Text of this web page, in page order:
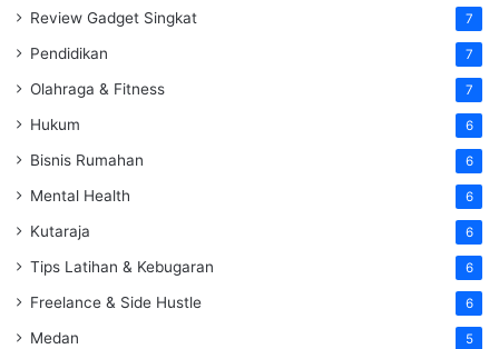
Review Gadget Singkat 7
Pendidikan 7
Olahraga & Fitness 7
Hukum 6
Bisnis Rumahan 6
Mental Health 6
Kutaraja 6
Tips Latihan & Kebugaran 6
Freelance & Side Hustle 6
Medan 5